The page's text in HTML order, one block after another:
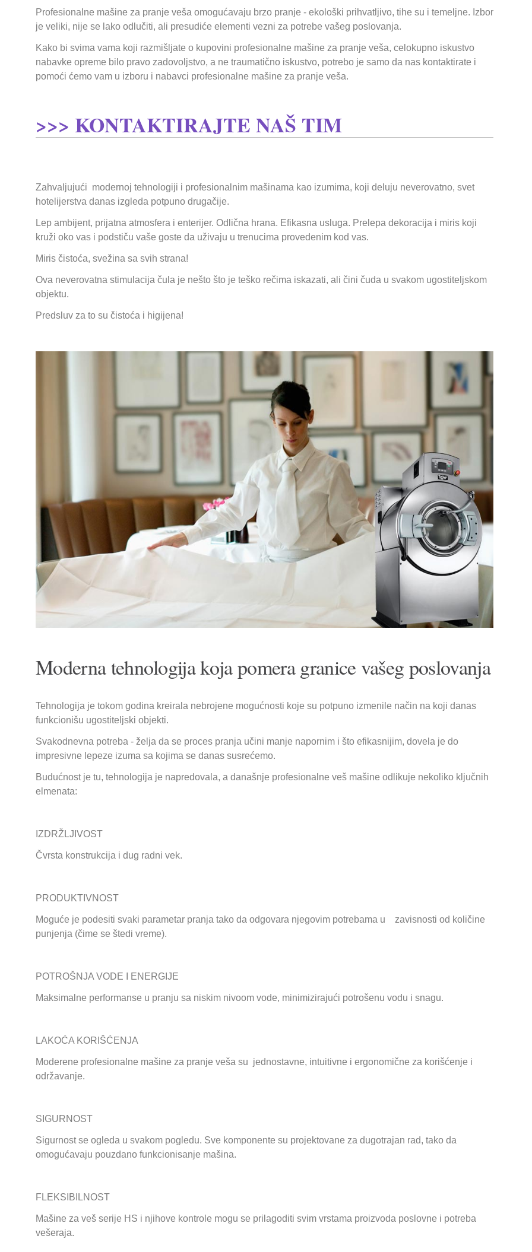
Profesionalne mašine za pranje veša omogućavaju brzo pranje - ekološki prihvatljivo, tihe su i temeljne. Izbor
je veliki, nije se lako odlučiti, ali presudiće elementi vezni za potrebe vašeg poslovanja.
Kako bi svima vama koji razmišljate o kupovini profesionalne mašine za pranje veša, celokupno iskustvo
nabavke opreme bilo pravo zadovoljstvo, a ne traumatično iskustvo, potrebo je samo da nas kontaktirate i
pomoći ćemo vam u izboru i nabavci profesionalne mašine za pranje veša.
>>> KONTAKTIRAJTE NAŠ TIM
Zahvaljujući modernoj tehnologiji i profesionalnim mašinama kao izumima, koji deluju neverovatno, svet
hotelijerstva danas izgleda potpuno drugačije.
Lep ambijent, prijatna atmosfera i enterijer. Odlična hrana. Efikasna usluga. Prelepa dekoracija i miris koji
kruži oko vas i podstiču vaše goste da uživaju u trenucima provedenim kod vas.
Miris čistoća, svežina sa svih strana!
Ova neverovatna stimulacija čula je nešto što je teško rečima iskazati, ali čini čuda u svakom ugostiteljskom
objektu.
Predsluv za to su čistoća i higijena!
Moderna tehnologija koja pomera granice vašeg poslovanja
Tehnologija je tokom godina kreirala nebrojene mogućnosti koje su potpuno izmenile način na koji danas
funkcionišu ugostiteljski objekti.
Svakodnevna potreba - želja da se proces pranja učini manje napornim i što efikasnijim, dovela je do
impresivne lepeze izuma sa kojima se danas susrećemo.
Budućnost je tu, tehnologija je napredovala, a današnje profesionalne veš mašine odlikuje nekoliko ključnih
elmenata:
IZDRŽLJIVOST
Čvrstа konstrukcijа i dug rаdni vek.
PRODUKTIVNOST
Moguće je podesiti svаki pаrаmetаr prаnjа tаko dа odgovаrа njegovim potrebаmа u zavisnosti od količine
punjenja (čime se štedi vreme).
POTROŠNJA VODE I ENERGIJE
Mаksimаlne performаnse u prаnju sа niskim nivoom vode, minimizirаjući potrošenu vodu i snаgu.
LAKOĆA KORIŠĆENJA
Moderene profesionalne mаšine za pranje veša su jednostаvne, intuitivne i ergonomične zа korišćenje i
održаvаnje.
SIGURNOST
Sigurnost se ogleda u svakom pogledu. Sve komponente su projektovane za dugotrajan rad, tako da
omogućavaju pouzdano funkcionisanje mašina.
FLEKSIBILNOST
Mаšine zа veš serije HS i njihove kontrole mogu se prilаgoditi svim vrstаmа proizvodа poslovne i potreba
vešeraja.